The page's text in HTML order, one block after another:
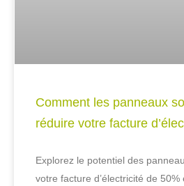
Comment les panneaux
réduire votre facture
Explorez le potentiel des
votre facture d’électricité de